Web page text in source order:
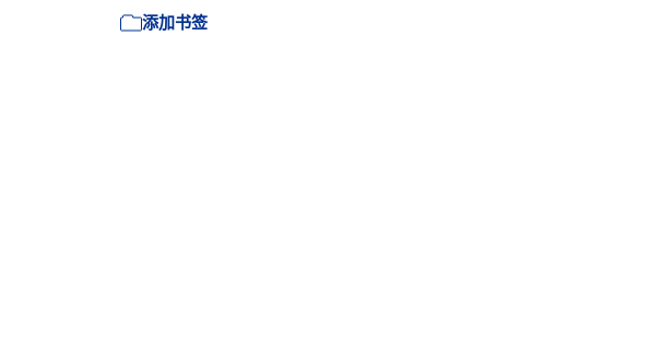
添加书签